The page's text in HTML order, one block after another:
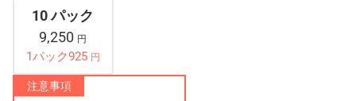
10 パック
9,250 円
1パック925 円
注意事項